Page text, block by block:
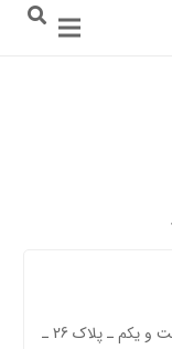
آدرس: تهران خ شیخ بهایی شمالی ـ کوچه بیست و یکم ـ پلاک 26 ـ